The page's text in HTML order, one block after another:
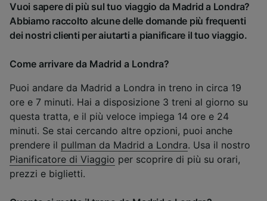
Vuoi sapere di più sul tuo viaggio da Madrid a Londra?
Abbiamo raccolto alcune delle domande più frequenti
dei nostri clienti per aiutarti a pianificare il tuo viaggio.
Come arrivare da Madrid a Londra?
Puoi andare da Madrid a Londra in treno in circa 19
ore e 7 minuti. Hai a disposizione 3 treni al giorno su
questa tratta, e il più veloce impiega 14 ore e 24
minuti. Se stai cercando altre opzioni, puoi anche
prendere il pullman da Madrid a Londra. Usa il nostro
Pianificatore di Viaggio per scoprire di più su orari,
prezzi e biglietti.